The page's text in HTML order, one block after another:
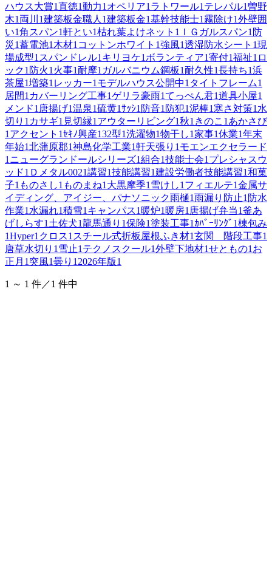
ハウス大賞1直徳1動力1 オペリア1 ラトワール1 テレパル1曽野
木1 両川 1建築板金職人 1建築板金1基幹技能士1 霧除け1外壁囲
い1角スパン1軒とい1枯れ葉よけネット 1 ＩＧガルスパン1 防
災1蓄電池1 木材1 コットンホワイト 1強風1透湿防水シート 1現
場成型1 スパンドレル1 キリヨケ1 ボランティア1寄付1福祉1 ロ
ック1 防火1 火事1耐摩1 ガルバニウム鋼板1耐久性1長持ち1浜
茶屋1増築1 レッカー1 モデルハウス公開中1 タイトフレーム1
居間1 カバーリング工事1ゲリラ豪雨1てっぺん君1道具小屋1
メンド1 唐揚げ1温泉1硫黄1ｻｯｼ1 防音1 防犯1泥棒1 寒さ対策1 水
切り 1 カサギ1 見切縁1 アウターリビング1秋1 きのこ 1 あかさび
1 アクセント 1ｾｷﾉ興産132型1洗濯物1物干し1家事1休業1年末
年始1北蒲原郡1神島化学工業1軒天張り 1 モエンエクセラード
1 ニューグランドールシリーズ1組合1技能士会1 プレシャスウ
ッド1 Ｄメタル0021講習1技能講習1建設労働者技能講習1和菓
子1 ものさし1 ものまね1 大黒摩季1 雪けし1 フィエルテ1金属サ
イディング、アイジー、パナソニック雨樋1雨漏り防止1 防水
作業1 水漏れ1積雪1 キャンパス1 暖炉1 暖房1 唐揚げ弁当1釜あ
げしらす1 土佐犬1龍馬通り 1保険1塗装工事1 ｶﾊﾞｰﾘﾝｸﾞ 1棟包み
1Hyper1 クロス1 スチール式折板屋根ふき材1玄関 階段工事1
唐草水切り 1 雪止1 テクノスクール1外壁下地材1せともの1 お
正月 1 突風1曇り 1 2026年版1
1 ～ 1 件／1 件中